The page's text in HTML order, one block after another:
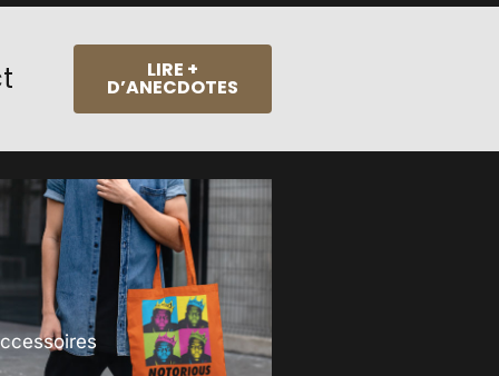
LIRE +
D’ANECDOTES